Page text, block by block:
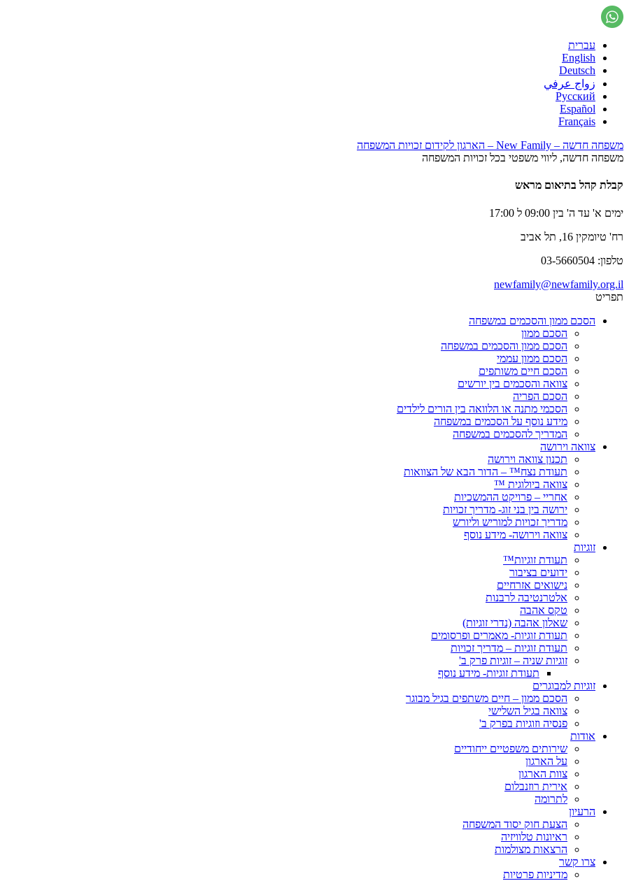
עברית
English
Deutsch
زواج عرفي
Русский
Español
Français
משפחה חדשה – New Family – הארגון לקידום זכויות המשפחה
משפחה חדשה, ליווי משפטי בכל זכויות המשפחה
קבלת קהל בתיאום מראש
ימים א' עד ה' בין 09:00 ל 17:00
רח' טיומקין 16, תל אביב
טלפון: 03-5660504
newfamily@newfamily.org.il
תפריט
הסכם ממון והסכמים במשפחה
הסכם ממון
הסכם ממון והסכמים במשפחה
הסכם ממון עממי
הסכם חיים משותפים
צוואה והסכמים בין יורשים
הסכם הפריה
הסכמי מתנה או הלוואה בין הורים לילדים
מידע נוסף על הסכמים במשפחה
המדריך להסכמים במשפחה
צוואה וירושה
תכנון צוואה וירושה
תעודת נצח™ – הדור הבא של הצוואות
צוואה ביולוגית ™
אחריי – פרויקט ההמשכיות
ירושה בין בני זוג- מדריך זכויות
מדריך זכויות למוריש וליורש
צוואה וירושה- מידע נוסף
זוגיות
תעודת זוגיות™
ידועים בציבור
נישואים אזרחיים
אלטרנטיבה לרבנות
טקס אהבה
שאלון אהבה (נדרי זוגיות)
תעודת זוגיות- מאמרים ופרסומים
תעודת זוגיות – מדריך זכויות
זוגיות שניה – זוגיות פרק ב'
תעודת זוגיות- מידע נוסף
זוגיות למבוגרים
הסכם ממון – חיים משתפים בגיל מבוגר
צוואה בגיל השלישי
פנסיה וזוגיות בפרק ב'
אודות
שירותים משפטיים ייחודיים
על הארגון
צוות הארגון
אירית רוזנבלום
לתרומה
הרעיון
הצעת חוק יסוד המשפחה
ראיונות טלוויזיה
הרצאות מצולמות
צרו קשר
מדיניות פרטיות